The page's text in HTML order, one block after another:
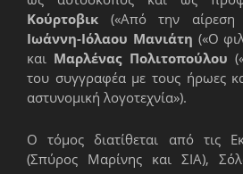
Κούρτοβικ («Από την αίρεση
Ιωάννη-Ιόλαου Μανιάτη («Ο
και Μαρλένας Πολιτοπούλου
του συγγραφέα με τους ήρωες
αστυνομική λογοτεχνία»).
Ο τόμος διατίθεται από τις
(Σπύρος Μαρίνης και ΣΙΑ),